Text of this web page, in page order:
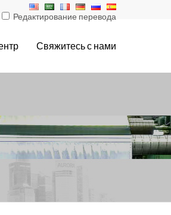
Редактирование перевода
Свяжитесь с нами
сырная фольга